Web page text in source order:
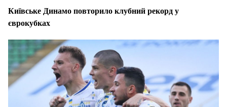
Київське Динамо повторило клубний рекорд у
єврокубках